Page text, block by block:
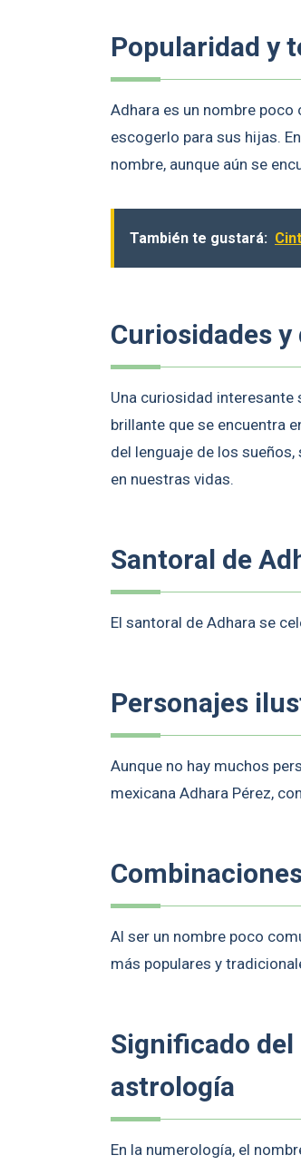
Popularidad y
Adhara es un nombre poco
escogerlo para sus hijas.
nombre, aunque aún se
También te gustará:
Curiosidades
Una curiosidad interesante
brillante que se encuentra
del lenguaje de los
en nuestras vidas.
Santoral de
El santoral de Adhara se
Personajes
Aunque no hay muchos
mexicana Adhara Pérez,
Al ser un nombre poco
más populares y
Significado
astrología
En la numerología, el